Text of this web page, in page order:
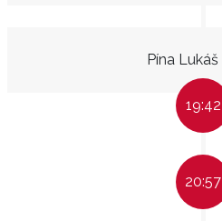
Pína Lukáš
19:42
20:57